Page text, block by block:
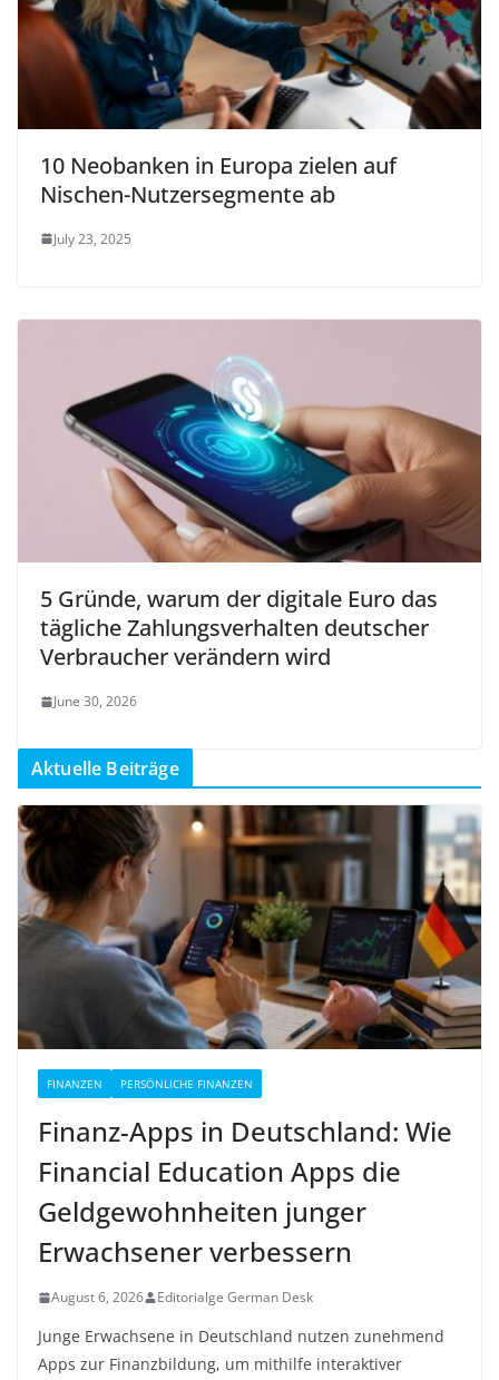
10 Neobanken in Europa zielen auf
Nischen-Nutzersegmente ab
July 23, 2025
5 Gründe, warum der digitale Euro das
tägliche Zahlungsverhalten deutscher
Verbraucher verändern wird
June 30, 2026
Aktuelle Beiträge
FINANZEN PERSÖNLICHE FINANZEN
Finanz-Apps in Deutschland: Wie
Financial Education Apps die
Geldgewohnheiten junger
Erwachsener verbessern
August 6, 2026 Editorialge German Desk
Junge Erwachsene in Deutschland nutzen zunehmend
Apps zur Finanzbildung, um mithilfe interaktiver